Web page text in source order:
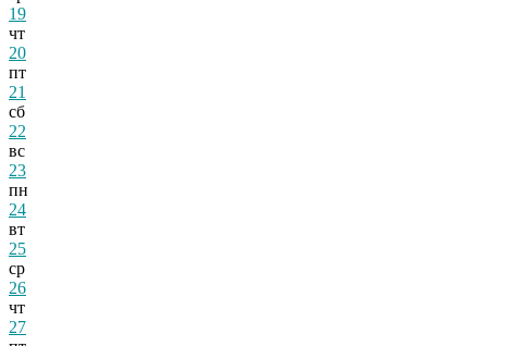
19
чт
20
пт
21
сб
22
вс
23
пн
24
вт
25
ср
26
чт
27